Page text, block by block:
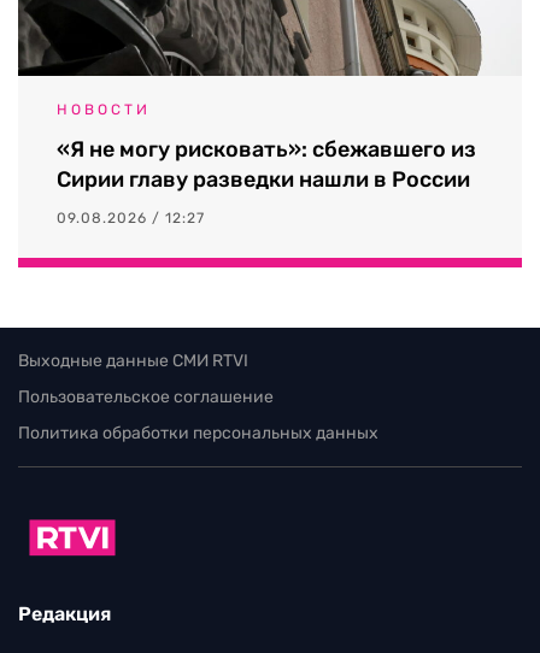
НОВОСТИ
«Я не могу рисковать»: сбежавшего из
Сирии главу разведки нашли в России
09.08.2026 / 12:27
Выходные данные СМИ RTVI
Пользовательское соглашение
Политика обработки персональных данных
Редакция